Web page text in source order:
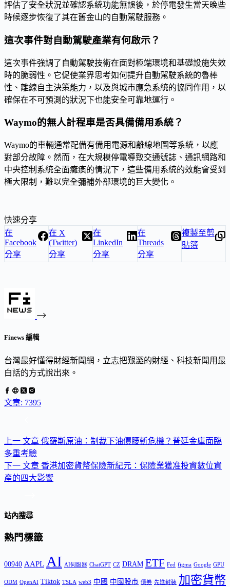
評估了安全狀況並確認系統功能無誤後，於停電發生當天晚些
時候逐步恢復了其在舊金山的自動駕駛服務。
這次事件對自動駕駛產業有何啟示？
這次事件強調了自動駕駛技術在面對極端環境和基礎設施失效
時的脆弱性。它促使業界思考如何提升自動駕駛系統的魯棒
性、離線自主決策能力，以及與城市應急系統的協同作用，以
確保在不可預測的狀況下也能安全可靠地運行。
Waymo的無人計程車是否具備備用系統？
Waymo的車輛通常配備有備用電源和離線地圖等系統，以應
對部分故障。然而，在大規模停電導致交通號誌、通訊網路和
中央控制系統全面癱瘓的情況下，這些備用系統的效能會受到
極大限制，難以完全彌補外部環境的巨大變化。
快速分享
在
Facebook
分享
在 X
(Twitter)
分享
在
LinkedIn
分享
在
Threads
分享
複製至剪
貼簿
Finews 編輯
台灣最好懂得財經新聞網，立志把艱澀的財經、科技新聞用最
白話的方式說出來。
文章: 7395
上一 文章 俄羅斯原油：制裁下油價腰斬危機？普廷金庫面臨
多重考驗
下一 文章 香港加密貨幣保險新紀元：保險業獲准投資數位資
產的四大影響
站內搜尋
熱門標籤
00940 AAPL AI AI伺服器 ChatGPT CZ DRAM ETF Fed figma Google GPU
ODM OpenAI Tiktok TSLA web3 中國 中國股市 債券 先進封裝 加密貨幣